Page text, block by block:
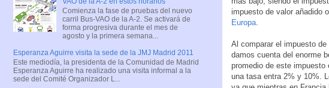
impuesto de valor añadido
Europa
Al comparar el impuesto
damos cuenta del enorme
promedio de este
una tasa entra 2% y 10%.
Comienza la fase de pruebas del nuevo
carril Bus-VAO de la A-2. Se activará de
forma progresiva durante el mes de
agosto y la primera semana...
Esperanza Aguirre visita la sede de la JMJ Madrid 2011
Este mediodía, la presidenta de la Comunidad de Madrid
Esperanza Aguirre ha realizado una visita informal a la
sede del Comité Organizador L...